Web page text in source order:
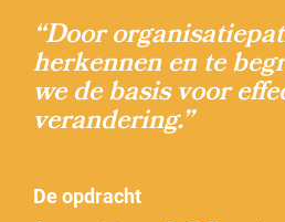
“Door
herkennen en te
we de basis voor
verandering.”
De opdracht